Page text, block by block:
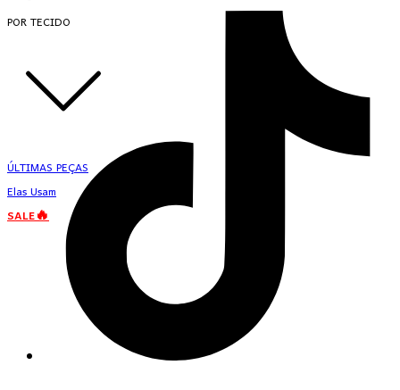
POR TECIDO
ÚLTIMAS PEÇAS
Elas Usam
SALE🔥